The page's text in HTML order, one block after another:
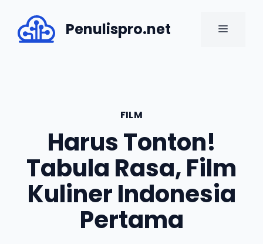
content
Penulispro.net MENU
FILM
Harus Tonton!
Tabula Rasa, Film
Kuliner Indonesia
Pertama